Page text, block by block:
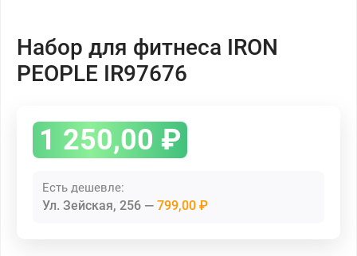
Набор для фитнеса IRON
PEOPLE IR97676
1 250,00 ₽
Есть дешевле:
Ул. Зейская, 256 799,00 ₽